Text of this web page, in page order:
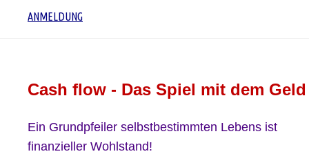
ANMELDUNG
Cash flow - Das Spiel mit dem Geld
Ein Grundpfeiler selbstbestimmten Lebens ist
finanzieller Wohlstand!